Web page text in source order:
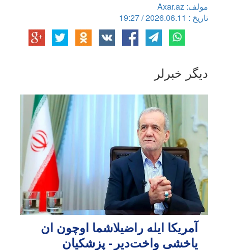
مولف: Axar.az
تاریخ : 2026.06.11 / 19:27
دیگر خبرلر
آمریکا ایله راضیلاشما اوچون ان
یاخشی واخت‌دیر - پزشکیان